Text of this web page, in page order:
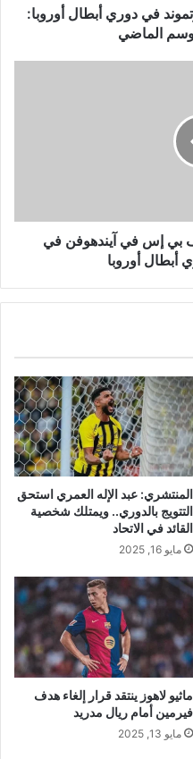
في دوري أبطال أوروبا:
الماضي
بي إس في آيندهوفن في
أبطال أوروبا
المنتشري: عبد الإله العمري استحق
التتويج بالدوري.. ويمتلك شخصية
القائد في الاتحاد
مايو 16, 2025
ماثيو لاهوز ينتقد قرار إلغاء هدف
فيرمين أمام ريال مدريد
مايو 13, 2025